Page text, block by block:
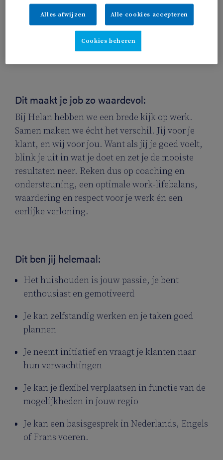
Je kan ook aan de slag als thuisstrijk(st)er, zelfs in combinatie
Dit maakt je job zo waardevol:
Bij Helan hebben we een brede kijk op werk.
Samen maken we écht het verschil. Jij voor je
klant, en wij voor jou. Want als jij je goed voelt,
blink je uit in wat je doet en zet je de mooiste
resultaten neer. Reken dus op coaching en
ondersteuning, een optimale work-lifebalans,
waardering en respect voor je werk én een
eerlijke verloning.
Dit ben jij helemaal:
Het huishouden is jouw passie, je bent
enthousiast en gemotiveerd
Je kan zelfstandig werken en je taken goed
plannen
Je neemt initiatief en vraagt je klanten naar
hun verwachtingen
Je kan je flexibel verplaatsen in functie van de
mogelijkheden in jouw regio
Je kan een basisgesprek in Nederlands, Engels
of Frans voeren.
Alles afwijzen Alle cookies accepteren
Cookies beheren